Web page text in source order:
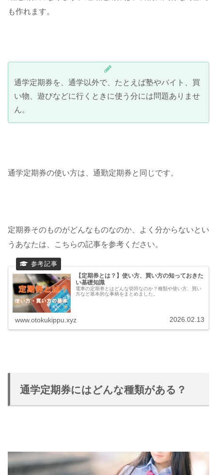
も作れます。
通学定期券を、通学以外で、たとえば塾やバイト、買
い物、遊びなどに行くときに使う分には問題ありませ
ん。
通学定期券の使い方は、通勤定期券と同じです。
定期券そのものがどんなものなのか、よく分からないとい
うあなたは、こちらの記事を参考ください。
【定期券とは？】使い方、買い方の知っておきた
い基礎知識
電車の定期券とはどんな切符なのか？種類や使い方、買い
方など基本的な事柄をまとめました。
www.otokukippu.xyz 2026.02.13
通学定期券にはどんな種類がある？